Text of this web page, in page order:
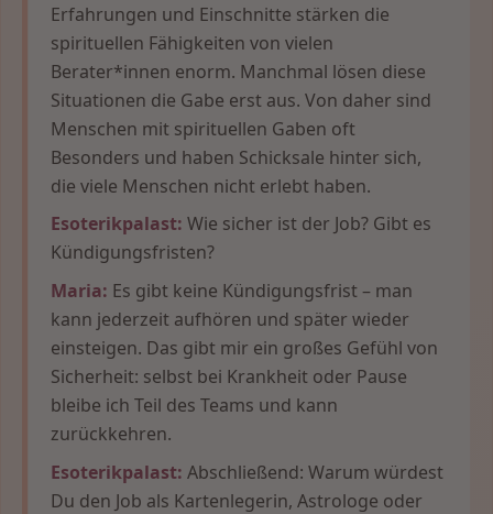
Erfahrungen und Einschnitte stärken die
spirituellen Fähigkeiten von vielen
Berater*innen enorm. Manchmal lösen diese
Situationen die Gabe erst aus. Von daher sind
Menschen mit spirituellen Gaben oft
Besonders und haben Schicksale hinter sich,
die viele Menschen nicht erlebt haben.
Esoterikpalast: Wie sicher ist der Job? Gibt es
Kündigungsfristen?
Maria: Es gibt keine Kündigungsfrist – man
kann jederzeit aufhören und später wieder
einsteigen. Das gibt mir ein großes Gefühl von
Sicherheit: selbst bei Krankheit oder Pause
bleibe ich Teil des Teams und kann
zurückkehren.
Esoterikpalast: Abschließend: Warum würdest
Du den Job als Kartenlegerin, Astrologe oder